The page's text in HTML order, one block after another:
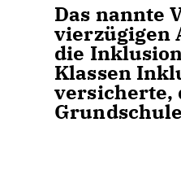
Das nannte
vierzügigen
die
Klassen
versicherte,